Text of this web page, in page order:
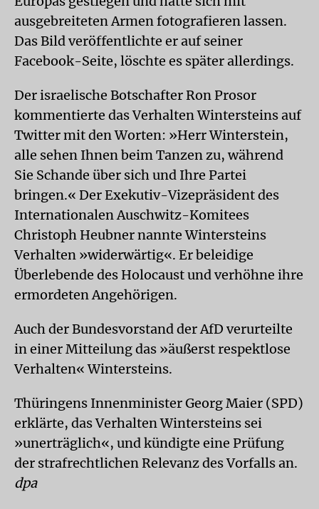
ausgebreiteten Armen fotografieren lassen.
Das Bild veröffentlichte er auf seiner
Facebook-Seite, löschte es später allerdings.
Der israelische Botschafter Ron Prosor
kommentierte das Verhalten Wintersteins auf
Twitter mit den Worten: »Herr Winterstein,
alle sehen Ihnen beim Tanzen zu, während
Sie Schande über sich und Ihre Partei
bringen.« Der Exekutiv-Vizepräsident des
Internationalen Auschwitz-Komitees
Christoph Heubner nannte Wintersteins
Verhalten »widerwärtig«. Er beleidige
Überlebende des Holocaust und verhöhne ihre
ermordeten Angehörigen.
Auch der Bundesvorstand der AfD verurteilte
in einer Mitteilung das »äußerst respektlose
Verhalten« Wintersteins.
Thüringens Innenminister Georg Maier (SPD)
erklärte, das Verhalten Wintersteins sei
»unerträglich«, und kündigte eine Prüfung
der strafrechtlichen Relevanz des Vorfalls an.
dpa